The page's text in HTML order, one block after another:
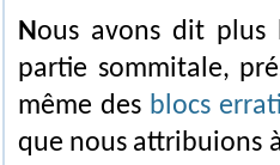
Nous avons dit
partie sommitale,
même des blocs
que nous attribuions